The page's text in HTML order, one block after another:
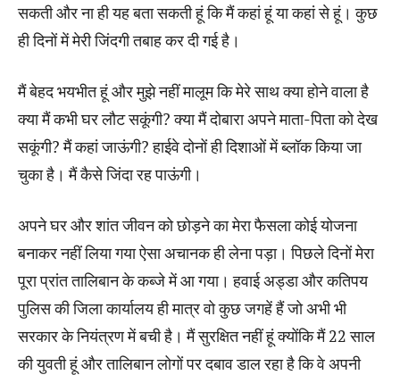
सकती और ना ही यह बता सकती हूं कि मैं कहां हूं या कहां से हूं। कुछ
ही दिनों में मेरी जिंदगी तबाह कर दी गई है।
मैं बेहद भयभीत हूं और मुझे नहीं मालूम कि मेरे साथ क्या होने वाला है
क्या मैं कभी घर लौट सकूंगी? क्या मैं दोबारा अपने माता-पिता को देख
सकूंगी? मैं कहां जाऊंगी? हाईवे दोनों ही दिशाओं में ब्लॉक किया जा
चुका है। मैं कैसे जिंदा रह पाऊंगी।
अपने घर और शांत जीवन को छोड़ने का मेरा फैसला कोई योजना
बनाकर नहीं लिया गया ऐसा अचानक ही लेना पड़ा। पिछले दिनों मेरा
पूरा प्रांत तालिबान के कब्जे में आ गया। हवाई अड्डा और कतिपय
पुलिस की जिला कार्यालय ही मात्र वो कुछ जगहें हैं जो अभी भी
सरकार के नियंत्रण में बची है। मैं सुरक्षित नहीं हूं क्योंकि मैं 22 साल
की युवती हूं और तालिबान लोगों पर दबाव डाल रहा है कि वे अपनी